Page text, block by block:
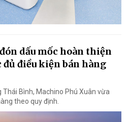
dấu mốc hoàn thiện
điều kiện bán hàng
Bình, Machino Phú Xuân vừa
theo quy định.